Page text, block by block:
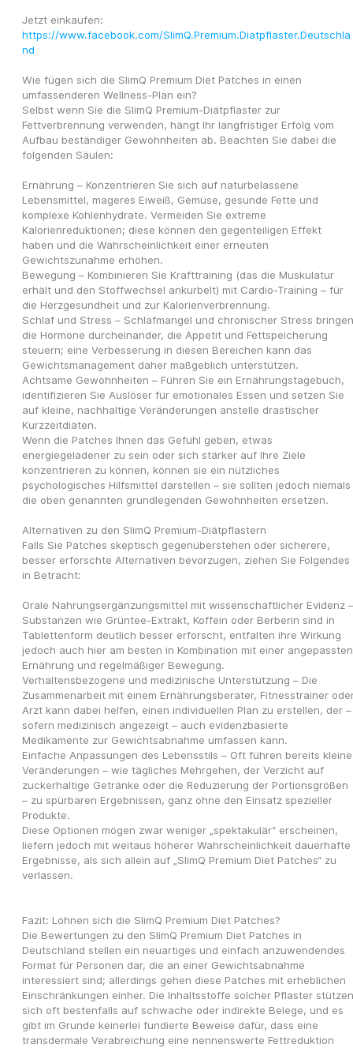
https://www.facebook.com/SlimQ.Premium.Diatpflaster.Deutschla
nd
Wie fügen sich die SlimQ Premium Diet Patches in einen
umfassenderen Wellness-Plan ein?
Selbst wenn Sie die SlimQ Premium-Diätpflaster zur
Fettverbrennung verwenden, hängt Ihr langfristiger Erfolg vom
Aufbau beständiger Gewohnheiten ab. Beachten Sie dabei die
folgenden Säulen:
Ernährung – Konzentrieren Sie sich auf naturbelassene
Lebensmittel, mageres Eiweiß, Gemüse, gesunde Fette und
komplexe Kohlenhydrate. Vermeiden Sie extreme
Kalorienreduktionen; diese können den gegenteiligen Effekt
haben und die Wahrscheinlichkeit einer erneuten
Gewichtszunahme erhöhen.
Bewegung – Kombinieren Sie Krafttraining (das die Muskulatur
erhält und den Stoffwechsel ankurbelt) mit Cardio-Training – für
die Herzgesundheit und zur Kalorienverbrennung.
Schlaf und Stress – Schlafmangel und chronischer Stress bringen
die Hormone durcheinander, die Appetit und Fettspeicherung
steuern; eine Verbesserung in diesen Bereichen kann das
Gewichtsmanagement daher maßgeblich unterstützen.
Achtsame Gewohnheiten – Führen Sie ein Ernährungstagebuch,
identifizieren Sie Auslöser für emotionales Essen und setzen Sie
auf kleine, nachhaltige Veränderungen anstelle drastischer
Kurzzeitdiäten.
Wenn die Patches Ihnen das Gefühl geben, etwas
energiegeladener zu sein oder sich stärker auf Ihre Ziele
konzentrieren zu können, können sie ein nützliches
psychologisches Hilfsmittel darstellen – sie sollten jedoch niemals
die oben genannten grundlegenden Gewohnheiten ersetzen.
Alternativen zu den SlimQ Premium-Diätpflastern
Falls Sie Patches skeptisch gegenüberstehen oder sicherere,
besser erforschte Alternativen bevorzugen, ziehen Sie Folgendes
in Betracht:
Orale Nahrungsergänzungsmittel mit wissenschaftlicher Evidenz –
Substanzen wie Grüntee-Extrakt, Koffein oder Berberin sind in
Tablettenform deutlich besser erforscht, entfalten ihre Wirkung
jedoch auch hier am besten in Kombination mit einer angepassten
Ernährung und regelmäßiger Bewegung.
Verhaltensbezogene und medizinische Unterstützung – Die
Zusammenarbeit mit einem Ernährungsberater, Fitnesstrainer
Arzt kann dabei helfen, einen individuellen Plan zu erstellen, der –
sofern medizinisch angezeigt – auch evidenzbasierte
Medikamente zur Gewichtsabnahme umfassen kann.
Einfache Anpassungen des Lebensstils – Oft führen bereits kleine
Veränderungen – wie tägliches Mehrgehen, der Verzicht auf
zuckerhaltige Getränke oder die Reduzierung der Portionsgrößen
– zu spürbaren Ergebnissen, ganz ohne den Einsatz spezieller
Produkte.
Diese Optionen mögen zwar weniger „spektakulär“ erscheinen,
liefern jedoch mit weitaus höherer Wahrscheinlichkeit dauerhafte
Ergebnisse, als sich allein auf „SlimQ Premium Diet Patches“ zu
verlassen.
Fazit: Lohnen sich die SlimQ Premium Diet Patches?
Die Bewertungen zu den SlimQ Premium Diet Patches in
Deutschland stellen ein neuartiges und einfach anzuwendendes
Format für Personen dar, die an einer Gewichtsabnahme
interessiert sind; allerdings gehen diese Patches mit erheblichen
Einschränkungen einher. Die Inhaltsstoffe solcher Pflaster stützen
sich oft bestenfalls auf schwache oder indirekte Belege, und es
gibt im Grunde keinerlei fundierte Beweise dafür, dass eine
transdermale Verabreichung eine nennenswerte Fettreduktion